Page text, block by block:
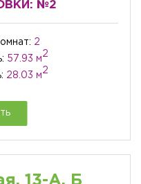
№2
2
57.93 м
2
28.03 м
2
13-А, Б